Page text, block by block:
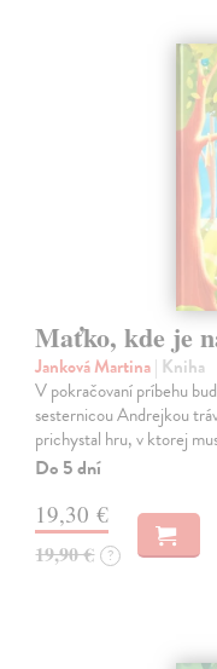
Maťko, kde je
Janková Martina| Kniha
V pokračovaní príbehu
sesternicou Andrejkou
prichystal hru, v ktorej
Do 5 dní
19,30 €
19,90 € ?